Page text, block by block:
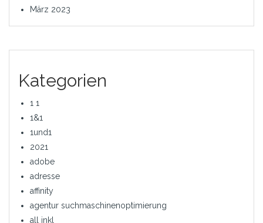
März 2023
Kategorien
1 1
1&1
1und1
2021
adobe
adresse
affinity
agentur suchmaschinenoptimierung
all inkl